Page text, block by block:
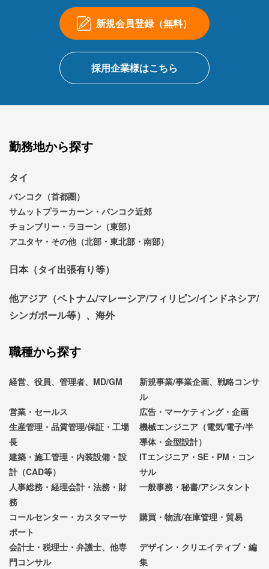
新規会員登録（無料）
採用企業様はこちら
勤務地から探す
タイ
バンコク（首都圏）
サムットプラーカーン・バンコク近郊
チョンブリー・ラヨーン（東部）
アユタヤ・その他（北部・東北部・南部）
日本（タイ出張有り等）
他アジア（ベトナム/マレーシア/フィリピン/インドネシア/
シンガポール等）、海外
職種から探す
経営、役員、管理者、MD/GM
新規事業/事業企画、戦略コンサ
ル
営業・セールス
広告・マーケティング・企画
生産管理・品質管理/保証・工場
長
機械エンジニア（電気/電子/半
導体・金型設計）
建築・施工管理・内装設備・設
計（CAD等）
ITエンジニア・SE・PM・コン
サル
人事総務・経理会計・法務・財
務
一般事務・秘書/アシスタント
コールセンター・カスタマーサ
ポート
購買・物流/在庫管理・貿易
会計士・税理士・弁護士、他専
門コンサル
デザイン・クリエイティブ・編
集